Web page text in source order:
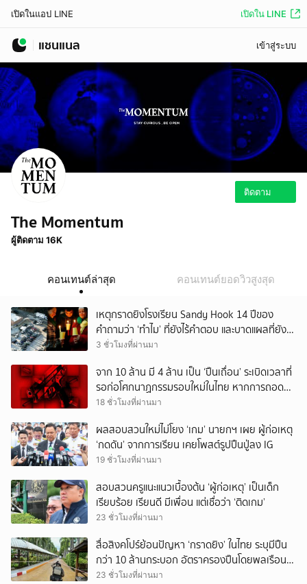
เปิดในแอป LINE เปิดใน LINE
แชนแนล เข้าสู่ระบบ
ติดตาม
The Momentum
ผู้ติดตาม 16K
คอนเทนต์ล่าสุด คอนเทนต์ยอดวิวสูงสุด
เหตุกราดยิงโรงเรียน Sandy Hook 14 ปีของ
คำถามว่า ‘ทำไม’ ที่ยังไร้คำตอบ และบาดแผลที่ยัง
ทวงความรับผิดชอบไม่จบ
3 ชั่วโมงที่ผ่านมา
จาก 10 ล้าน มี 4 ล้าน เป็น ‘ปืนเถื่อน’ ระเบิดเวลาที่
รอก่อโศกนาฏกรรมรอบใหม่ในไทย หากการถอดบท
เรียนของรัฐเป็นเพียง ‘ลมปาก’
18 ชั่วโมงที่ผ่านมา
ผลสอบสวนใหม่ไม่โยง ‘เกม’ นายกฯ เผย ผู้ก่อเหตุ
‘กดดัน’ จากการเรียน เคยโพสต์รูปปืนปู่ลง IG
19 ชั่วโมงที่ผ่านมา
สอบสวนครูแนะแนวเบื้องต้น ‘ผู้ก่อเหตุ’ เป็นเด็ก
เรียบร้อย เรียนดี มีเพื่อน แต่เชื่อว่า ‘ติดเกม’
23 ชั่วโมงที่ผ่านมา
สื่อสิงคโปร์ย้อนปัญหา ‘กราดยิง’ ในไทย ระบุมีปืน
กว่า 10 ล้านกระบอก อัตราครองปืนโดยพลเรือน
สูงที่สุดในภูมิภาค
23 ชั่วโมงที่ผ่านมา